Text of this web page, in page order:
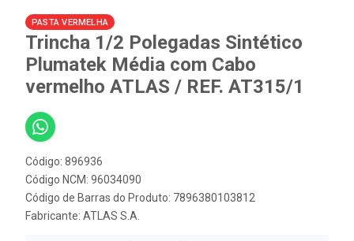
PASTA VERMELHA
Trincha 1/2 Polegadas Sintético
Plumatek Média com Cabo
vermelho ATLAS / REF. AT315/1
Código: 896936
Código NCM: 96034090
Código de Barras do Produto: 7896380103812
Fabricante: ATLAS S.A.